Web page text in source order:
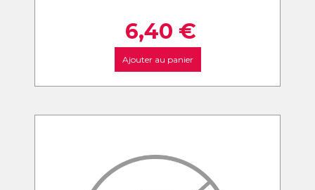
6,40 €
Ajouter au panier